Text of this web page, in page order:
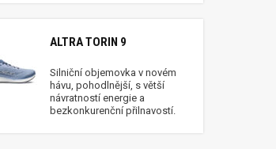
ALTRA TORIN 9
Silniční objemovka v novém
hávu, pohodlnější, s větší
návratností energie a
bezkonkurenční přilnavostí.